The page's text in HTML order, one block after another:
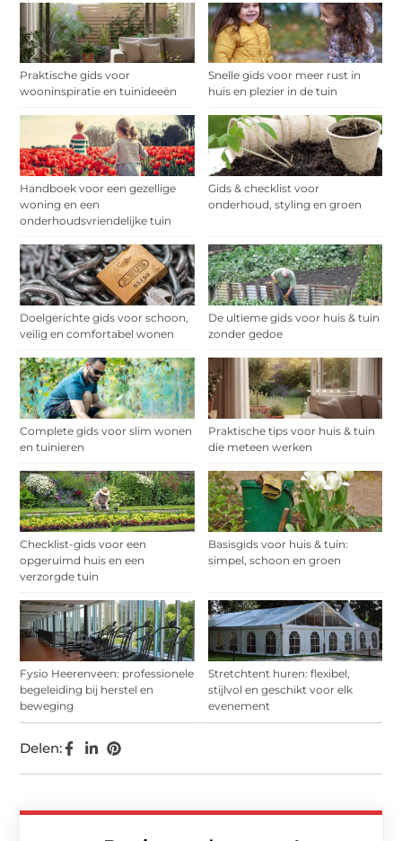
Praktische gids voor
wooninspiratie en tuinideeën
Snelle gids voor meer rust in
huis en plezier in de tuin
Handboek voor een gezellige
woning en een
onderhoudsvriendelijke tuin
Gids & checklist voor
onderhoud, styling en groen
Doelgerichte gids voor schoon,
veilig en comfortabel wonen
De ultieme gids voor huis & tuin
zonder gedoe
Complete gids voor slim wonen
en tuinieren
Praktische tips voor huis & tuin
die meteen werken
Checklist-gids voor een
opgeruimd huis en een
verzorgde tuin
Basisgids voor huis & tuin:
simpel, schoon en groen
Fysio Heerenveen: professionele
begeleiding bij herstel en
beweging
Stretchtent huren: flexibel,
stijlvol en geschikt voor elk
evenement
Delen: